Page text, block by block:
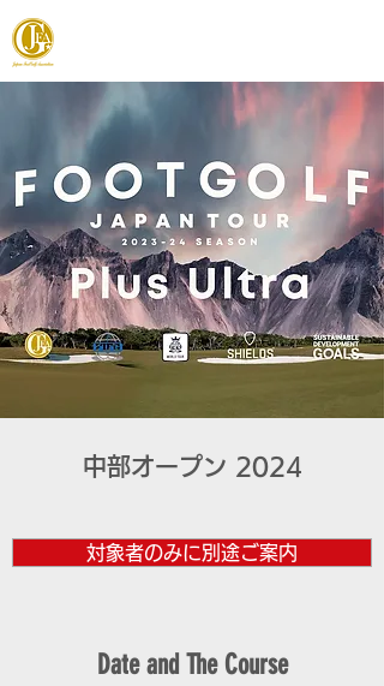
中部オープン 2024
対象者のみに別途ご案内
Date and The Course